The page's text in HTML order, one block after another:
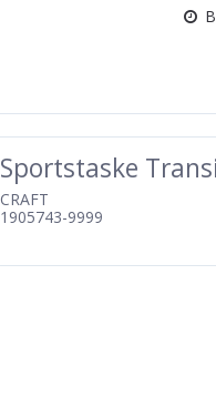
Sportstaske
CRAFT
1905743-9999